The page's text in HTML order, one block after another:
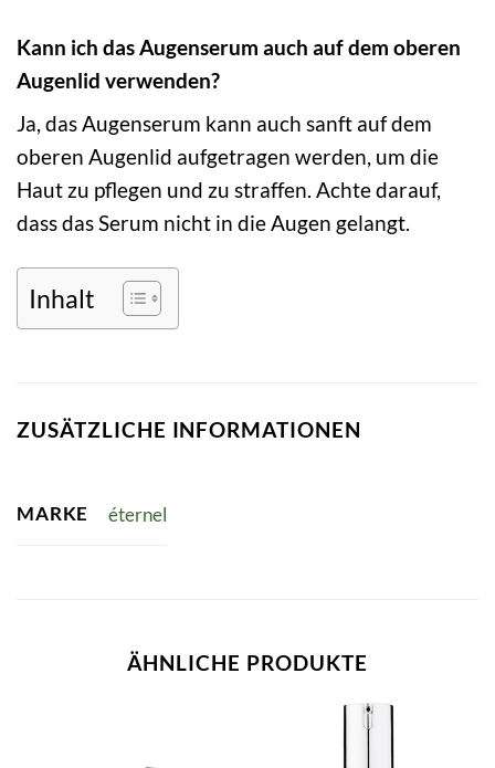
Kann ich das Augenserum auch auf dem oberen
Augenlid verwenden?
Ja, das Augenserum kann auch sanft auf dem
oberen Augenlid aufgetragen werden, um die
Haut zu pflegen und zu straffen. Achte darauf,
dass das Serum nicht in die Augen gelangt.
Inhalt
ZUSÄTZLICHE INFORMATIONEN
MARKE éternel
ÄHNLICHE PRODUKTE